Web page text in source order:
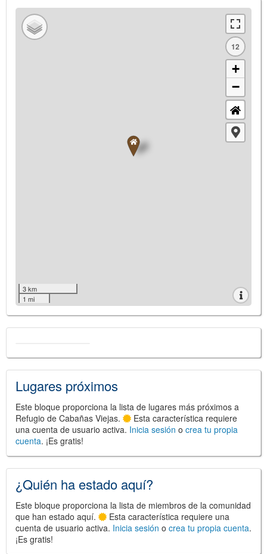
12
+
−
3 km
1 mi
Lugares próximos
Este bloque proporciona la lista de lugares más próximos a
Refugio de Cabañas Viejas.
Esta característica requiere
una cuenta de usuario activa. Inicia sesión o crea tu propia
cuenta. ¡Es gratis!
¿Quién ha estado aquí?
Este bloque proporciona la lista de miembros de la comunidad
que han estado aquí.
Esta característica requiere una
cuenta de usuario activa. Inicia sesión o crea tu propia cuenta.
¡Es gratis!